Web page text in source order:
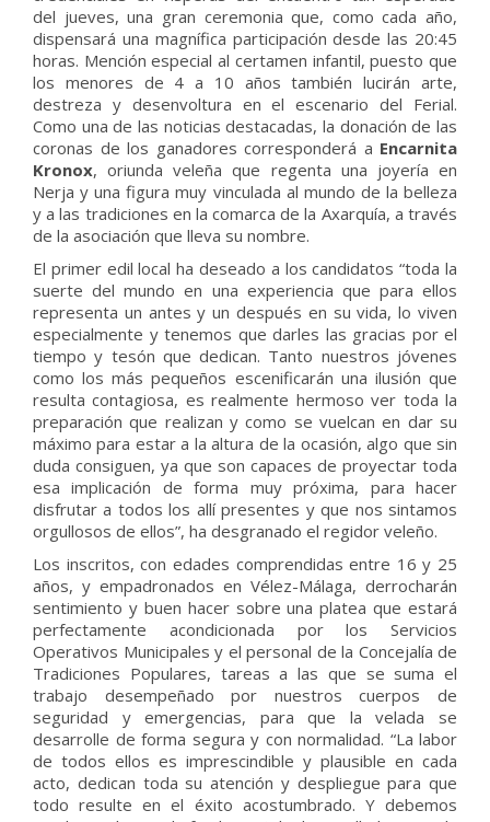
del jueves, una gran ceremonia que, como cada año,
dispensará una magnífica participación desde las 20:45
horas. Mención especial al certamen infantil, puesto que
los menores de 4 a 10 años también lucirán arte,
destreza y desenvoltura en el escenario del Ferial.
Como una de las noticias destacadas, la donación de las
coronas de los ganadores corresponderá a Encarnita
Kronox, oriunda veleña que regenta una joyería en
Nerja y una figura muy vinculada al mundo de la belleza
y a las tradiciones en la comarca de la Axarquía, a través
de la asociación que lleva su nombre.
El primer edil local ha deseado a los candidatos “toda la
suerte del mundo en una experiencia que para ellos
representa un antes y un después en su vida, lo viven
especialmente y tenemos que darles las gracias por el
tiempo y tesón que dedican. Tanto nuestros jóvenes
como los más pequeños escenificarán una ilusión que
resulta contagiosa, es realmente hermoso ver toda la
preparación que realizan y como se vuelcan en dar su
máximo para estar a la altura de la ocasión, algo que sin
duda consiguen, ya que son capaces de proyectar toda
esa implicación de forma muy próxima, para hacer
disfrutar a todos los allí presentes y que nos sintamos
orgullosos de ellos”, ha desgranado el regidor veleño.
Los inscritos, con edades comprendidas entre 16 y 25
años, y empadronados en Vélez-Málaga, derrocharán
sentimiento y buen hacer sobre una platea que estará
perfectamente acondicionada por los Servicios
Operativos Municipales y el personal de la Concejalía de
Tradiciones Populares, tareas a las que se suma el
trabajo desempeñado por nuestros cuerpos de
seguridad y emergencias, para que la velada se
desarrolle de forma segura y con normalidad. “La labor
de todos ellos es imprescindible y plausible en cada
acto, dedican toda su atención y despliegue para que
todo resulte en el éxito acostumbrado. Y debemos